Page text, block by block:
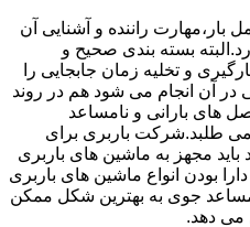
راننده و آشنایی آن
بسته بندی صحیح و
و تخلیه زمان جابجایی را
در آن انجام می شود هم در روند
های بارانی و نامساعد
طلبد.شرکت باربری برای
مجهز به ماشین های باربری
بودن انواع ماشین های باربری
جوی به بهترین شکل ممکن
می دهد.